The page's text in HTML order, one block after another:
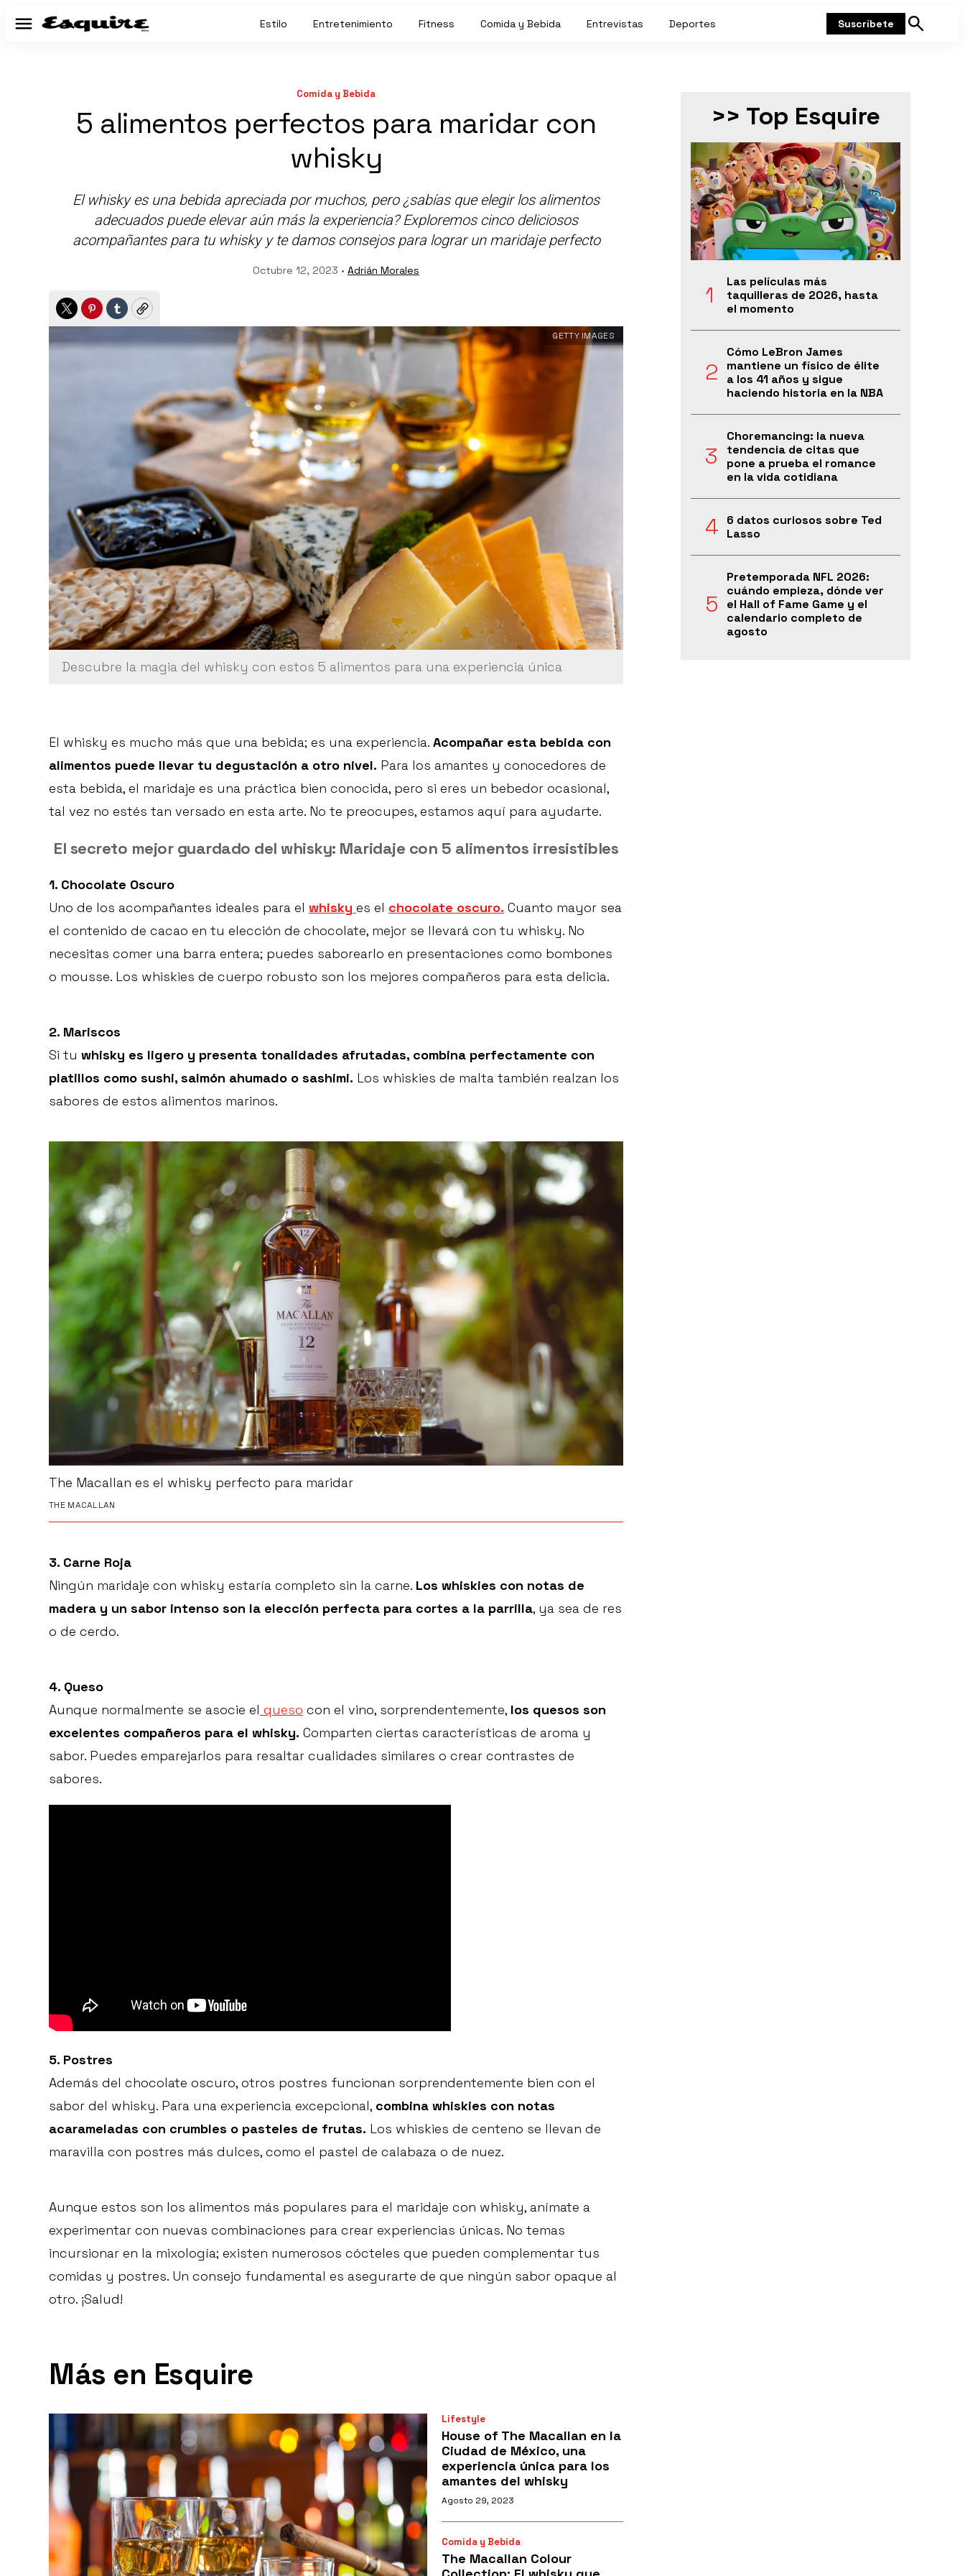
Menú Estilo Entretenimiento Fitness Comida y Bebida Entrevistas Deportes Suscríbete
Mostrar
Comida y Bebida
5 alimentos perfectos para maridar con
whisky
El whisky es una bebida apreciada por muchos, pero ¿sabías que elegir los alimentos
adecuados puede elevar aún más la experiencia? Exploremos cinco deliciosos
acompañantes para tu whisky y te damos consejos para lograr un maridaje perfecto
Octubre 12, 2023 • Adrián Morales
TwitterPinterest
TumblrCopy
Descubre la magia del whisky con estos 5 alimentos para una experiencia única
GETTY IMAGES
El whisky es mucho más que una bebida; es una experiencia. Acompañar esta bebida con
alimentos puede llevar tu degustación a otro nivel. Para los amantes y conocedores de
esta bebida, el maridaje es una práctica bien conocida, pero si eres un bebedor ocasional,
tal vez no estés tan versado en esta arte. No te preocupes, estamos aquí para ayudarte.
El secreto mejor guardado del whisky: Maridaje con 5 alimentos irresistibles
1. Chocolate Oscuro
Uno de los acompañantes ideales para el whisky es el chocolate oscuro. Cuanto mayor sea
el contenido de cacao en tu elección de chocolate, mejor se llevará con tu whisky. No
necesitas comer una barra entera; puedes saborearlo en presentaciones como bombones
o mousse. Los whiskies de cuerpo robusto son los mejores compañeros para esta delicia.
2. Mariscos
Si tu whisky es ligero y presenta tonalidades afrutadas, combina perfectamente con
platillos como sushi, salmón ahumado o sashimi. Los whiskies de malta también realzan los
sabores de estos alimentos marinos.
The Macallan es el whisky perfecto para maridar
THE MACALLAN
3. Carne Roja
Ningún maridaje con whisky estaría completo sin la carne. Los whiskies con notas de
madera y un sabor intenso son la elección perfecta para cortes a la parrilla, ya sea de res
o de cerdo.
4. Queso
Aunque normalmente se asocie el queso con el vino, sorprendentemente, los quesos son
excelentes compañeros para el whisky. Comparten ciertas características de aroma y
sabor. Puedes emparejarlos para resaltar cualidades similares o crear contrastes de
sabores.
5. Postres
Además del chocolate oscuro, otros postres funcionan sorprendentemente bien con el
sabor del whisky. Para una experiencia excepcional, combina whiskies con notas
acarameladas con crumbles o pasteles de frutas. Los whiskies de centeno se llevan de
maravilla con postres más dulces, como el pastel de calabaza o de nuez.
Aunque estos son los alimentos más populares para el maridaje con whisky, anímate a
experimentar con nuevas combinaciones para crear experiencias únicas. No temas
incursionar en la mixología; existen numerosos cócteles que pueden complementar tus
comidas y postres. Un consejo fundamental es asegurarte de que ningún sabor opaque al
otro. ¡Salud!
Más en Esquire
Lifestyle
House of The Macallan en la
Ciudad de México, una
experiencia única para los
amantes del whisky
Agosto 29, 2023
Comida y Bebida
The Macallan Colour
>> Top Esquire
Las películas más
taquilleras de 2026, hasta
el momento
Cómo LeBron James
mantiene un físico de élite
a los 41 años y sigue
haciendo historia en la NBA
Choremancing: la nueva
tendencia de citas que
pone a prueba el romance
en la vida cotidiana
6 datos curiosos sobre Ted
Lasso
Pretemporada NFL 2026:
cuándo empieza, dónde ver
el Hall of Fame Game y el
calendario completo de
agosto